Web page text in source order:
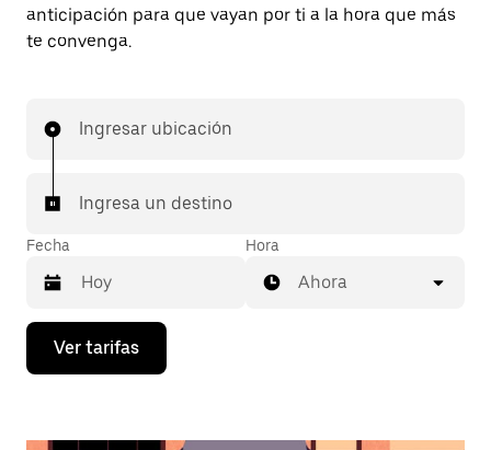
anticipación para que vayan por ti a la hora que más
te convenga.
Ingresar ubicación
Ingresa un destino
Fecha
Presiona
flecha
Hora
Ahora
Ver tarifas